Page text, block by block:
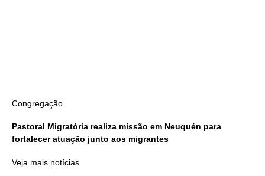
Congregação
Pastoral Migratória realiza missão em Neuquén para
fortalecer atuação junto aos migrantes
Veja mais notícias